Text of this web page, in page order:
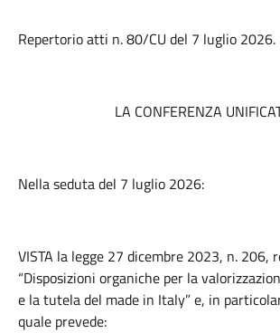
Repertorio atti n. 80/CU del 7 luglio 2026.
LA CONFERENZA
Nella seduta del 7 luglio 2026:
VISTA la legge 27 dicembre 2023, n. 206,
“Disposizioni organiche per la
e la tutela del made in Italy” e, in
quale prevede: